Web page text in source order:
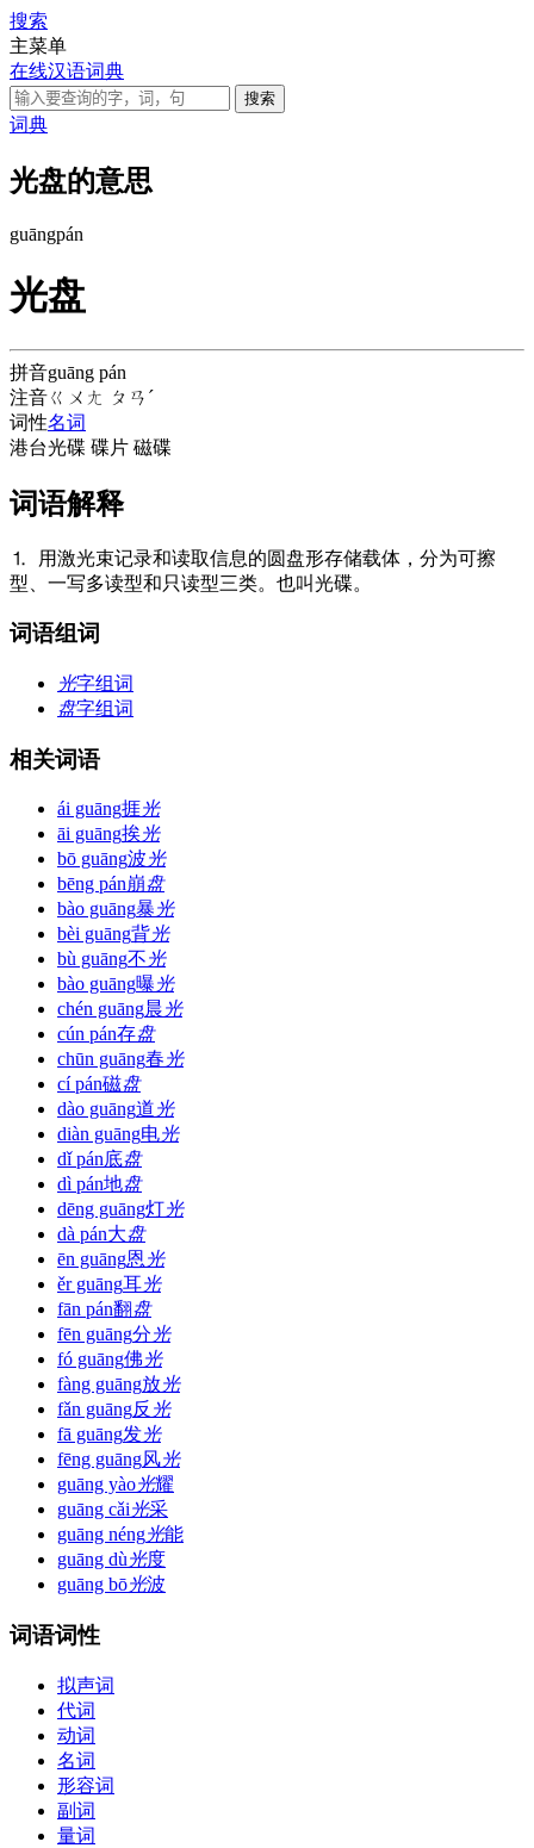
搜索
主菜单
在线汉语词典
词典
光盘的意思
guāngpán
光盘
拼音guāng pán
注音ㄍㄨㄤ ㄆㄢˊ
词性名词
港台光碟 碟片 磁碟
词语解释
⒈ 用激光束记录和读取信息的圆盘形存储载体，分为可擦
型、一写多读型和只读型三类。也叫光碟。
词语组词
光字组词
盘字组词
相关词语
ái guāng捱光
āi guāng挨光
bō guāng波光
bēng pán崩盘
bào guāng暴光
bèi guāng背光
bù guāng不光
bào guāng曝光
chén guāng晨光
cún pán存盘
chūn guāng春光
cí pán磁盘
dào guāng道光
diàn guāng电光
dǐ pán底盘
dì pán地盘
dēng guāng灯光
dà pán大盘
ēn guāng恩 光
ěr guāng耳光
fān pán翻盘
fēn guāng分光
fó guāng佛光
fàng guāng放光
fǎn guāng反 光
fā guāng发光
fēng guāng风光
guāng yào光耀
guāng cǎi光采
guāng néng光能
guāng dù光度
guāng bō光波
词语词性
拟声词
代词
动词
名词
形容词
副词
量词